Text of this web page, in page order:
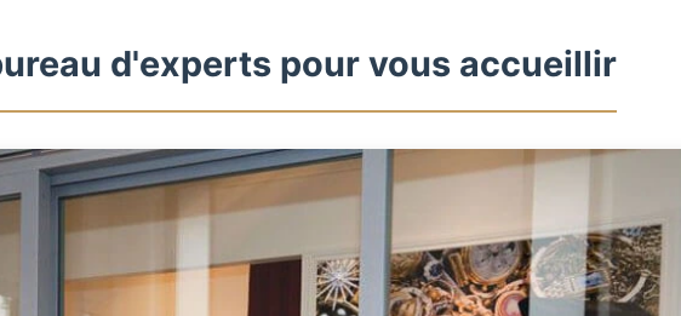
d'experts pour vous accueillir